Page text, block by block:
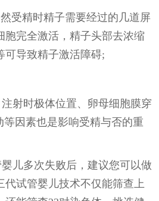
受精时精子需要经过的几道屏
胞完全激活，精子头部去浓缩
可导致精子激活障碍;
射时极体位置、卵母细胞膜穿
因素也是影响受精与否的重
儿多次失败后，建议您可以做
代试管婴儿技术不仅能筛查上